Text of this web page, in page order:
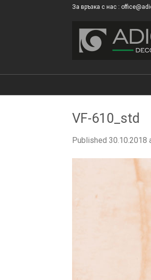
За връзка с нас :
VF-610_std
Published 30.10.2018
ПОВЕЧЕ